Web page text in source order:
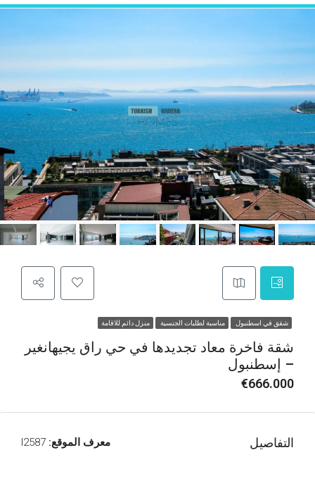
شقق في اسطنبول مناسبة لطلبات الجنسية منزل دائم للاقامة
شقة فاخرة معاد تجديدها في حي راق يجيهانغير
– إسطنبول
€666.000
التفاصيل معرف الموقع: